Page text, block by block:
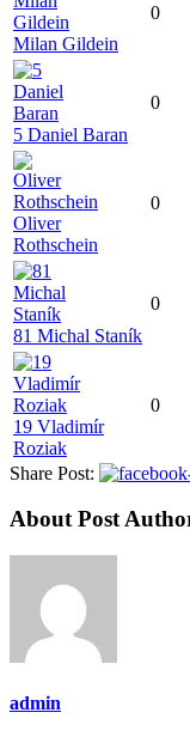
Milan Gildein
0
5 Daniel Baran
0
Oliver
Rothschein
0
81 Michal Staník
0
19 Vladimír
Roziak
0
Share Post:
About Post
admin